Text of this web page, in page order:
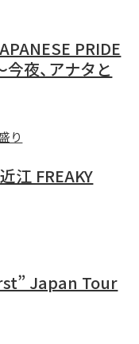
PRIDE
夜、アナタと
り
江 FREAKY
Japan Tour